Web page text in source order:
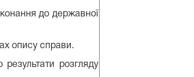
до державної
опису справи.
розгляду